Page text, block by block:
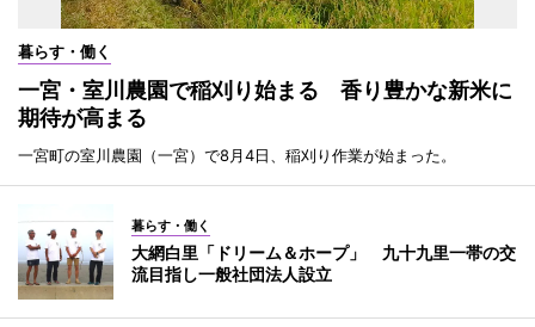
暮らす・働く
一宮・室川農園で稲刈り始まる 香り豊かな新米に
期待が高まる
一宮町の室川農園（一宮）で8月4日、稲刈り作業が始まった。
暮らす・働く
大網白里「ドリーム＆ホープ」 九十九里一帯の交
流目指し一般社団法人設立